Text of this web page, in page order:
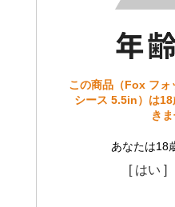
この商品（Fox フォ
シース 5.5in）は
きま
あなたは18
[ はい ]